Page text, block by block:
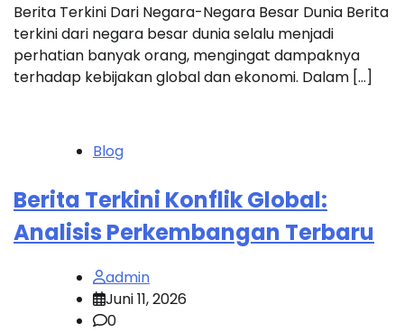
Berita Terkini Dari Negara-Negara Besar Dunia Berita
terkini dari negara besar dunia selalu menjadi
perhatian banyak orang, mengingat dampaknya
terhadap kebijakan global dan ekonomi. Dalam […]
Blog
Berita Terkini Konflik Global:
Analisis Perkembangan Terbaru
admin
Juni 11, 2026
0